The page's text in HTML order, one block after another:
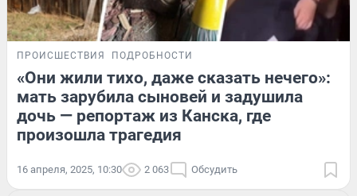
ПРОИСШЕСТВИЯ ПОДРОБНОСТИ
«Они жили тихо, даже сказать нечего»:
мать зарубила сыновей и задушила
дочь — репортаж из Канска, где
произошла трагедия
16 апреля, 2025, 10:30 2 063 Обсудить